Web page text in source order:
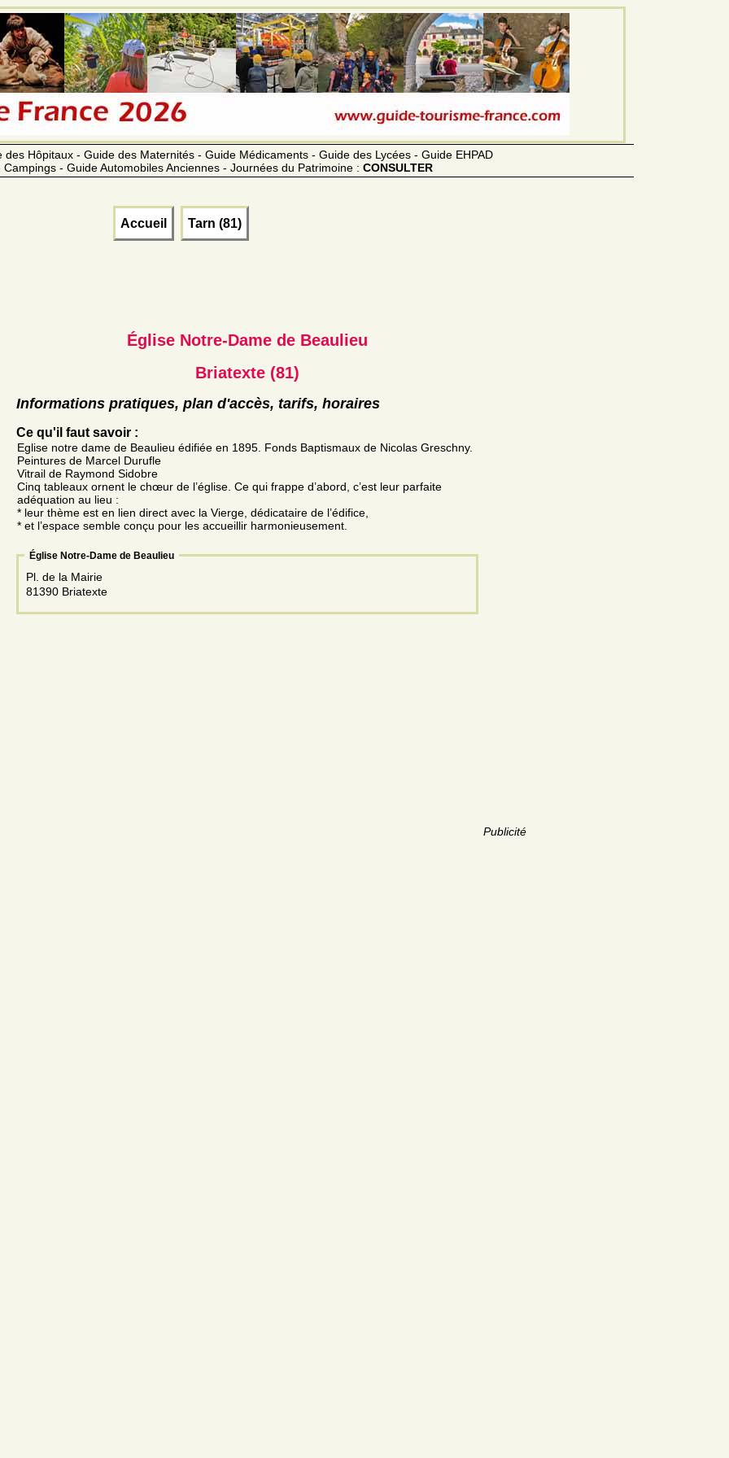
Hôpitaux - Guide des Maternités - Guide Médicaments - Guide des Lycées - Guide EHPAD
- Guide Automobiles Anciennes - Journées du Patrimoine : CONSULTER
Accueil Tarn (81)
Publicité
Église Notre-Dame de Beaulieu
Briatexte (81)
Informations pratiques, plan d'accès, tarifs, horaires
Ce qu'il faut savoir :
Eglise notre dame de Beaulieu édifiée en 1895. Fonds Baptismaux de Nicolas Greschny.
Peintures de Marcel Durufle
Vitrail de Raymond Sidobre
Cinq tableaux ornent le chœur de l’église. Ce qui frappe d’abord, c’est leur parfaite
adéquation au lieu :
* leur thème est en lien direct avec la Vierge, dédicataire de l’édifice,
* et l’espace semble conçu pour les accueillir harmonieusement.
Église Notre-Dame de Beaulieu
Pl. de la Mairie
81390 Briatexte